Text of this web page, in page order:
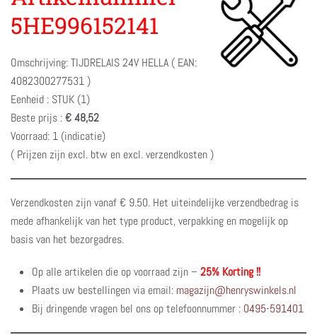
5HE996152141
Omschrijving: TIJDRELAIS 24V HELLA ( EAN:
4082300277531 )
Eenheid : STUK (1)
Beste prijs :€ 48,52
Voorraad: 1 (indicatie)
( Prijzen zijn excl. btw en excl. verzendkosten )
Verzendkosten zijn vanaf € 9.50. Het uiteindelijke verzendbedrag is
mede afhankelijk van het type product, verpakking en mogelijk op
basis van het bezorgadres.
Op alle artikelen die op voorraad zijn – 25% Korting !!
Plaats uw bestellingen via email: magazijn@henryswinkels.nl
Bij dringende vragen bel ons op telefoonnummer : 0495-591401